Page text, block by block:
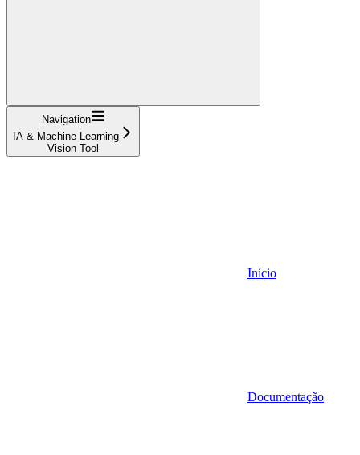
Navigation
IA & Machine Learning
Vision Tool
Início
Documentação